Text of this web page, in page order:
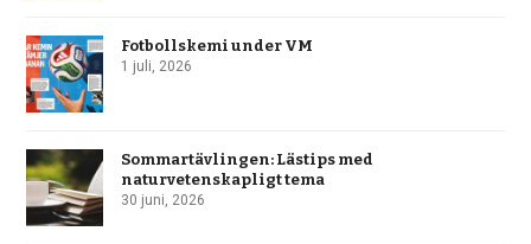
Fotbollskemi under VM
1 juli, 2026
Sommartävlingen: Lästips med
naturvetenskapligt tema
30 juni, 2026